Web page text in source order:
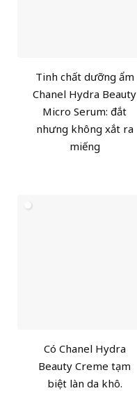
Tinh chất dưỡng ẩm
Chanel Hydra Beauty
Micro Serum: đắt
nhưng không xắt ra
miếng
Có Chanel Hydra
Beauty Creme tạm
biệt làn da khô.